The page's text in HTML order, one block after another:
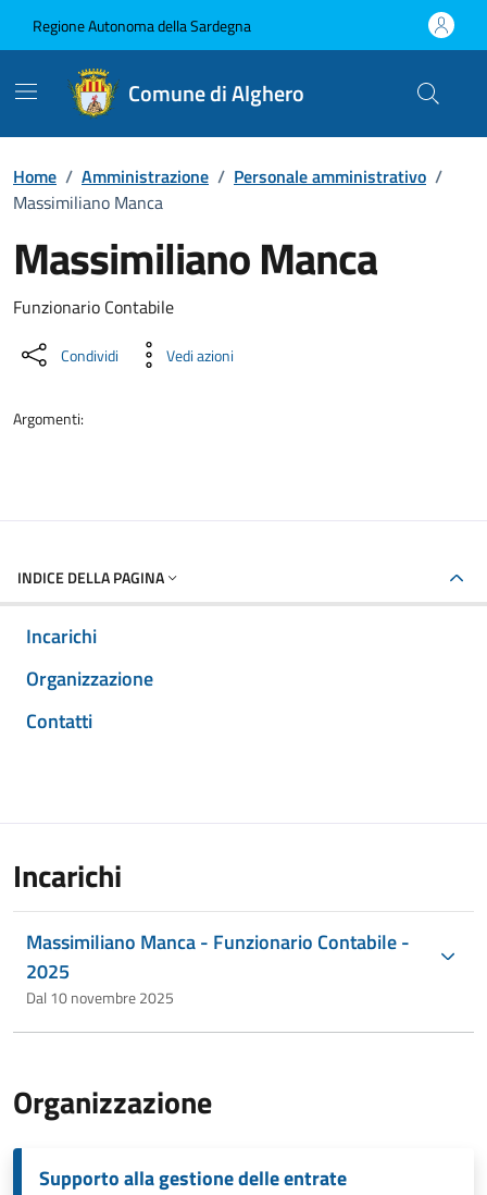
Regione Autonoma della Sardegna
Comune di Alghero
Home / Amministrazione / Personale amministrativo /
Massimiliano Manca
Massimiliano Manca
Dettaglio della persona
Funzionario Contabile
Condividi Vedi azioni
Argomenti:
INDICE DELLA PAGINA
Incarichi
Organizzazione
Contatti
Incarichi
Massimiliano Manca - Funzionario Contabile -
2025
Dal 10 novembre 2025
Organizzazione
Supporto alla gestione delle entrate